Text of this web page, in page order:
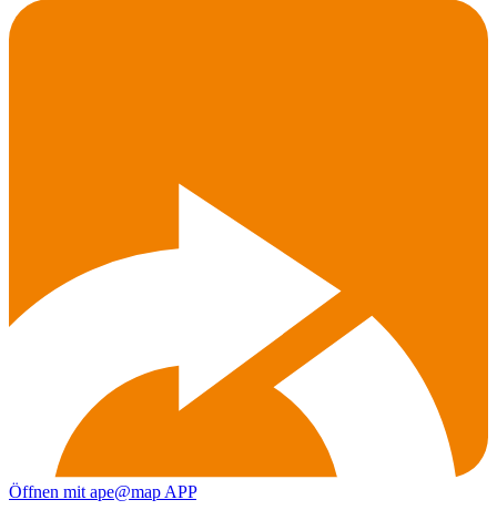
Öffnen mit ape@map APP